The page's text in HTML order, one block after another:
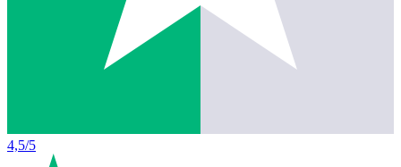
4,5/5